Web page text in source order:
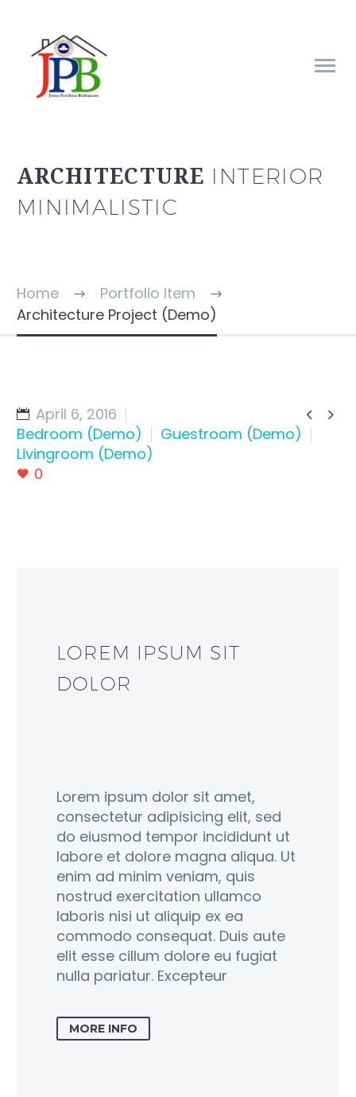
ARCHITECTURE INTERIOR
MINIMALISTIC
Home
Portfolio Item
Architecture Project (Demo)
 
April 6, 2016
Bedroom (Demo)
Guestroom (Demo)
Livingroom (Demo)
0
LOREM IPSUM SIT
DOLOR
Lorem ipsum dolor sit amet,
consectetur adipisicing elit, sed
do eiusmod tempor incididunt ut
labore et dolore magna aliqua. Ut
enim ad minim veniam, quis
nostrud exercitation ullamco
laboris nisi ut aliquip ex ea
commodo consequat. Duis aute
elit esse cillum dolore eu fugiat
nulla pariatur. Excepteur
MORE INFO